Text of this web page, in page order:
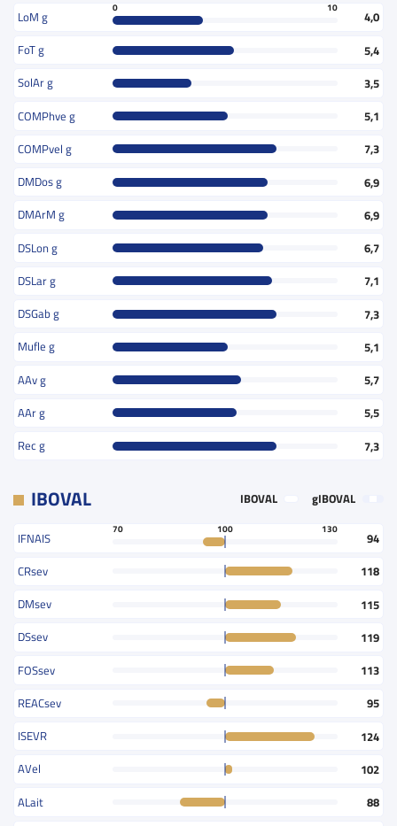
LoM g
0 10
4,0
FoT g
5,4
SolAr g
3,5
COMPhve g
5,1
COMPvel g
7,3
DMDos g
6,9
DMArM g
6,9
DSLon g
6,7
DSLar g
7,1
DSGab g
7,3
Mufle g
5,1
AAv g
5,7
AAr g
5,5
Rec g
7,3
IBOVAL IBOVAL gIBOVAL
IFNAIS
70 100 130
94
CRsev
118
DMsev
115
DSsev
119
FOSsev
113
REACsev
95
ISEVR
124
AVel
102
ALait
88